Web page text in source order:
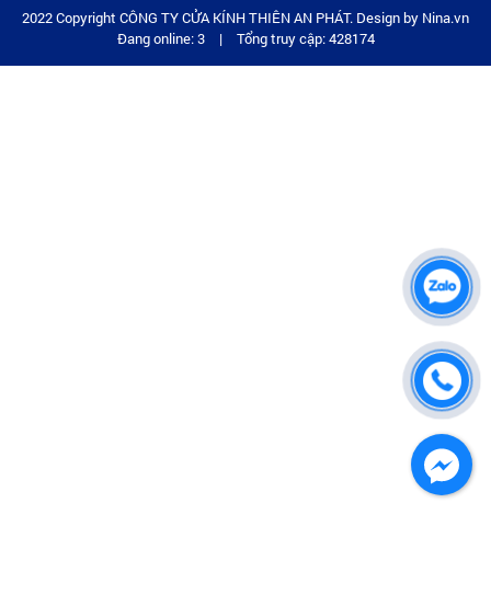
2022 Copyright CÔNG TY CỬA KÍNH THIÊN AN PHÁT. Design by Nina.vn
Đang online: 3
| Tổng truy cập: 428174